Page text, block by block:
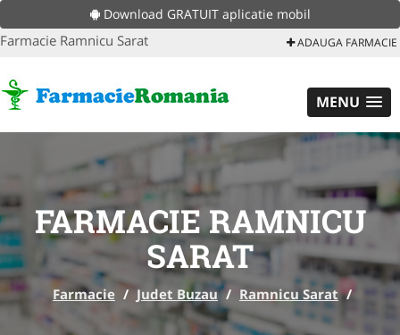
Download GRATUIT aplicatie mobil
Farmacie Ramnicu Sarat ADAUGA FARMACIE
MENU
FARMACIE RAMNICU
SARAT
Farmacie / Judet Buzau / Ramnicu Sarat /